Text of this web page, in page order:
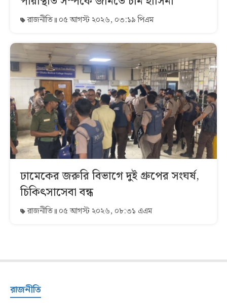
রাজনীতি ০৫ আগস্ট ২০২৬, ০৩:১৯ পিএম
ঢামেকের জরুরি বিভাগে দুই গ্রুপের সংঘর্ষ,
চিকিৎসাসেবা বন্ধ
রাজনীতি ০৫ আগস্ট ২০২৬, ০৮:৩১ এএম
রাজনীতি